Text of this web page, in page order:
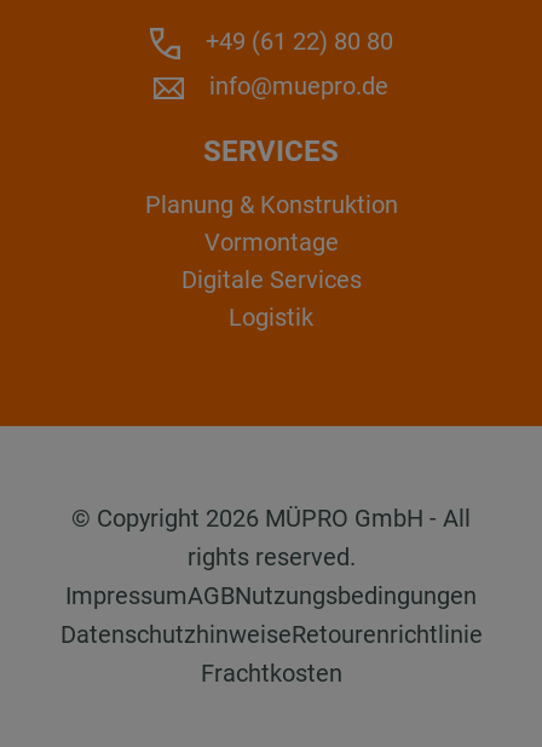
+49 (61 22) 80 80
info@muepro.de
SERVICES
Planung & Konstruktion
Vormontage
Digitale Services
Logistik
© Copyright 2026 MÜPRO GmbH - All
rights reserved.
ImpressumAGBNutzungsbedingungen
DatenschutzhinweiseRetourenrichtlinie
Frachtkosten